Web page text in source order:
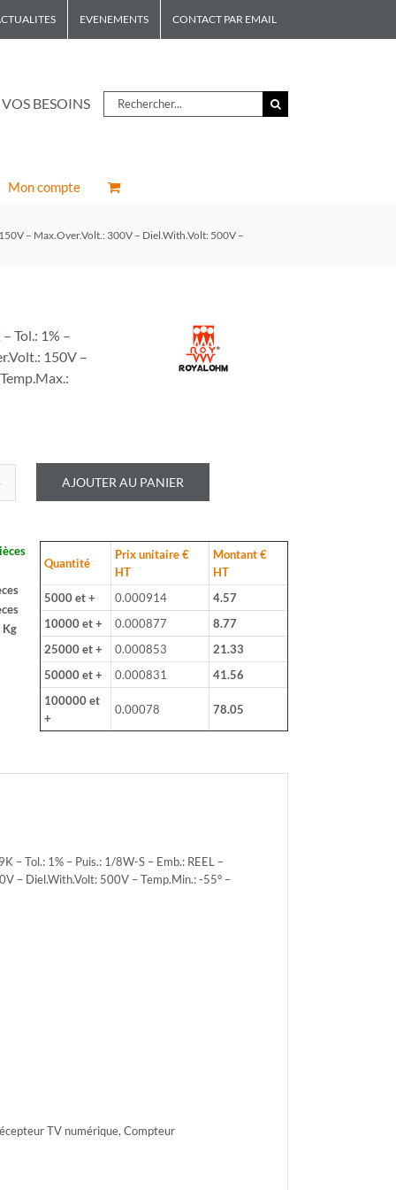
EVENEMENTS CONTACT PAR EMAIL
BESOINS Rechercher
Mon compte
– Max.Over.Volt.: 300V – Diel.With.Volt: 500V –
Tol.: 1% –
150V –
AJOUTER AU PANIER
Quantité
Prix unitaire €
HT
Montant €
HT
5000 et +
0.000914
4.57
10000 et +
0.000877
8.77
25000 et +
0.000853
21.33
50000 et +
0.000831
41.56
100000 et
+
0.00078 78.05
– Tol.: 1% – Puis.: 1/8W-S – Emb.: REEL –
– Diel.With.Volt: 500V – Temp.Min.: -55° –
TV numérique, Compteur